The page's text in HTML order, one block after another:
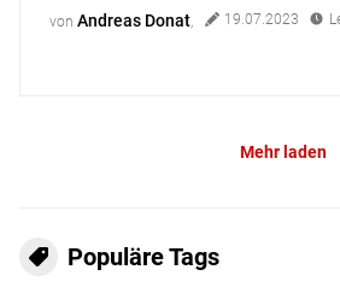
allein vorm Publikum. Und trotzdem
aufs dicke Preisgeld. Die perfekte
von Andreas Donat, 19.07.2023
Mehr laden
Populäre Tags